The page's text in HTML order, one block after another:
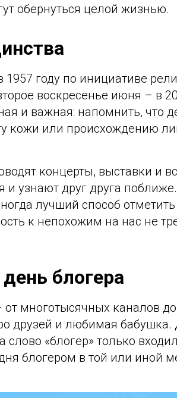
обернуться целой жизнью.
году по инициативе
воскресенье июня – в
и важная: напомнить, что
кожи или происхождению
концерты, выставки и
и узнают друг друга
лучший способ
к непохожим на нас не
блогера
от многотысячных каналов
друзей и любимая бабушка.
«блогер» только
блогером в той или иной